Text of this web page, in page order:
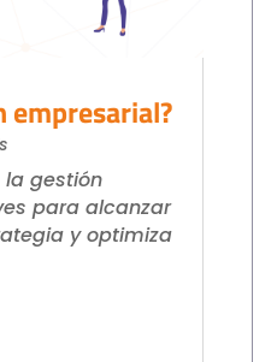
empresarial?
la gestión
para alcanzar
y optimiza